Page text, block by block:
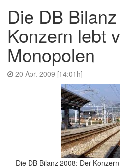
Die DB
Konzern lebt
Monopolen
20 Apr. 2009 [14:01h]
Die DB Bilanz 2008: Der